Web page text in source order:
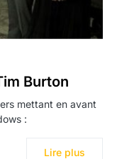
Burton
mettant en avant
:
Lire plus